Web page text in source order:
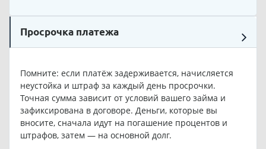
Просрочка платежа
Помните: если платёж задерживается, начисляется
неустойка и штраф за каждый день просрочки.
Точная сумма зависит от условий вашего займа и
зафиксирована в договоре. Деньги, которые вы
вносите, сначала идут на погашение процентов и
штрафов, затем — на основной долг.